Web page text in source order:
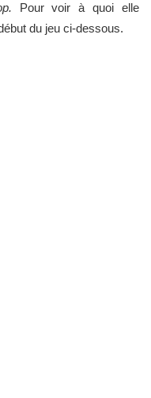
Pour voir à quoi elle
du jeu ci-dessous.